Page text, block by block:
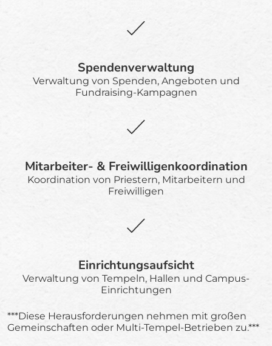
Spendenverwaltung
Verwaltung von Spenden, Angeboten und
Fundraising-Kampagnen
Mitarbeiter- & Freiwilligenkoordination
Koordination von Priestern, Mitarbeitern und
Freiwilligen
Einrichtungsaufsicht
Verwaltung von Tempeln, Hallen und Campus-
Einrichtungen
***Diese Herausforderungen nehmen mit großen
Gemeinschaften oder Multi-Tempel-Betrieben zu.***